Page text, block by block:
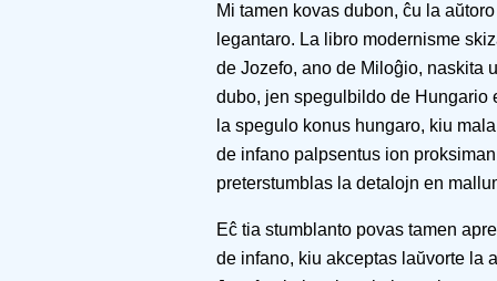
Mi tamen kovas dubon, ĉu la
legantaro. La libro modernisme
de Jozefo, ano de Miloĝio, naskita
dubo, jen spegulbildo de Hungario
la spegulo konus hungaro, kiu
de infano palpsentus ion
preterstumblas la detalojn en
Eĉ tia stumblanto povas tamen
de infano, kiu akceptas laŭvorte la